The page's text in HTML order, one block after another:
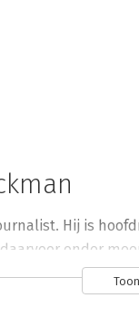
Hij is
onder
boek 'Het
is charlieville.nl.